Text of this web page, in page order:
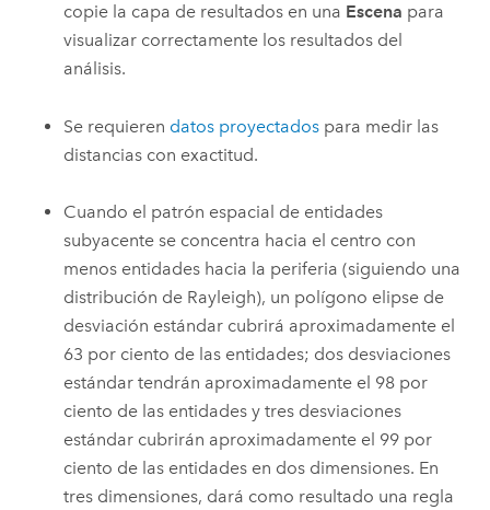
copie la capa de resultados en una Escena para
visualizar correctamente los resultados del
análisis.
Se requieren datos proyectados para medir las
distancias con exactitud.
Cuando el patrón espacial de entidades
subyacente se concentra hacia el centro con
menos entidades hacia la periferia (siguiendo una
distribución de Rayleigh), un polígono elipse de
desviación estándar cubrirá aproximadamente el
63 por ciento de las entidades; dos desviaciones
estándar tendrán aproximadamente el 98 por
ciento de las entidades y tres desviaciones
estándar cubrirán aproximadamente el 99 por
ciento de las entidades en dos dimensiones. En
tres dimensiones, dará como resultado una regla